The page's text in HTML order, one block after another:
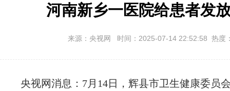
河南新乡一医院给患者发
来源：央视网 时间：2025-07-14 22:52:58 热度
央视网消息：7月14日，辉县市卫生健康委员